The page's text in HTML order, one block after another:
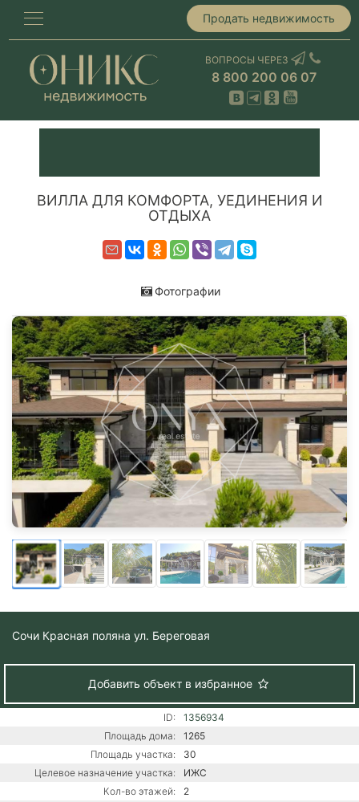
Продать недвижимость
ВОПРОСЫ ЧЕРЕЗ
8 800 200 06 07
ВИЛЛА ДЛЯ КОМФОРТА, УЕДИНЕНИЯ И
ОТДЫХА
Фотографии
Сочи Красная поляна ул. Береговая
Добавить объект в избранное
ID:
1356934
Площадь дома:
1265
Площадь участка:
30
Целевое назначение участка:
ИЖС
Кол-во этажей:
2